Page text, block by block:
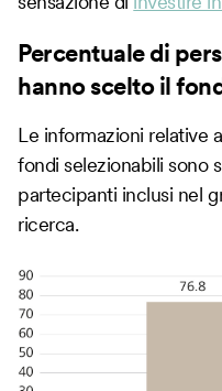
Percentuale di
hanno scelto il
Le informazioni relative
fondi selezionabili sono
partecipanti inclusi nel
ricerca.